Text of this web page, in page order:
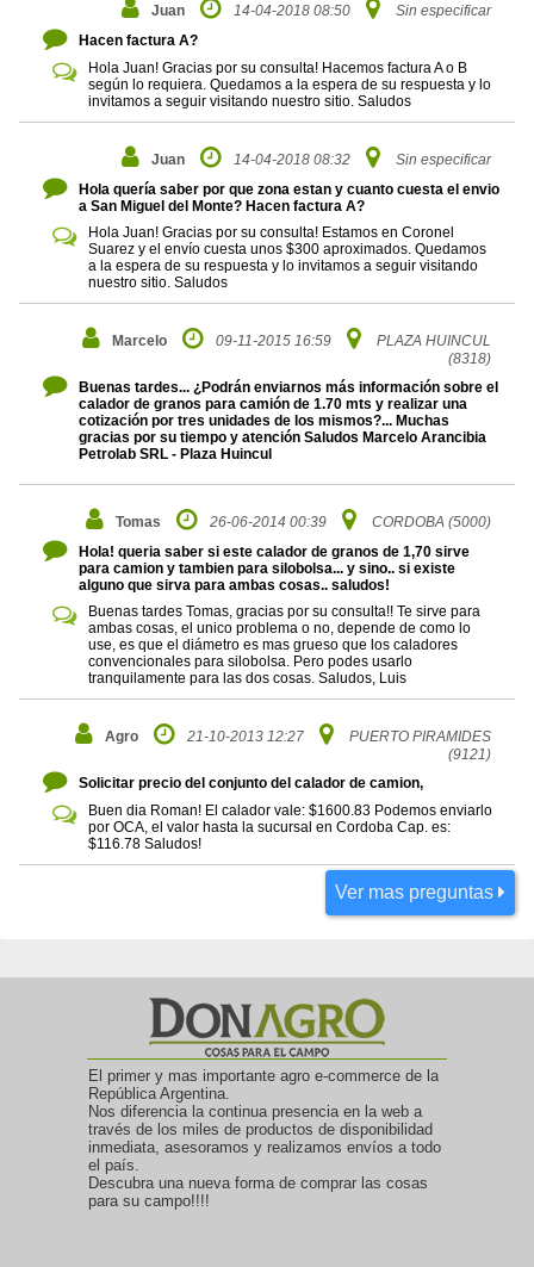
Juan 14-04-2018 08:50
Sin especificar
Hacen factura A?
Hola Juan! Gracias por su consulta! Hacemos factura A o B
según lo requiera. Quedamos a la espera de su respuesta y lo
invitamos a seguir visitando nuestro sitio. Saludos
Juan 14-04-2018 08:32
Sin especificar
Hola quería saber por que zona estan y cuanto cuesta el envio
a San Miguel del Monte? Hacen factura A?
Hola Juan! Gracias por su consulta! Estamos en Coronel
Suarez y el envío cuesta unos $300 aproximados. Quedamos
a la espera de su respuesta y lo invitamos a seguir visitando
nuestro sitio. Saludos
Marcelo 09-11-2015 16:59
PLAZA HUINCUL
(8318)
Buenas tardes... ¿Podrán enviarnos más información sobre el
calador de granos para camión de 1.70 mts y realizar una
cotización por tres unidades de los mismos?... Muchas
gracias por su tiempo y atención Saludos Marcelo Arancibia
Petrolab SRL - Plaza Huincul
Tomas 26-06-2014 00:39
CORDOBA (5000)
Hola! queria saber si este calador de granos de 1,70 sirve
para camion y tambien para silobolsa... y sino.. si existe
alguno que sirva para ambas cosas.. saludos!
Buenas tardes Tomas, gracias por su consulta!! Te sirve para
ambas cosas, el unico problema o no, depende de como lo
use, es que el diámetro es mas grueso que los caladores
convencionales para silobolsa. Pero podes usarlo
tranquilamente para las dos cosas. Saludos, Luis
Agro 21-10-2013 12:27
PUERTO PIRAMIDES
(9121)
Solicitar precio del conjunto del calador de camion,
Buen dia Roman! El calador vale: $1600.83 Podemos enviarlo
por OCA, el valor hasta la sucursal en Cordoba Cap. es:
$116.78 Saludos!
Ver mas preguntas
El primer y mas importante agro e-commerce de la
República Argentina.
Nos diferencia la continua presencia en la web a
través de los miles de productos de disponibilidad
inmediata, asesoramos y realizamos envíos a todo
el país.
Descubra una nueva forma de comprar las cosas
para su campo!!!!